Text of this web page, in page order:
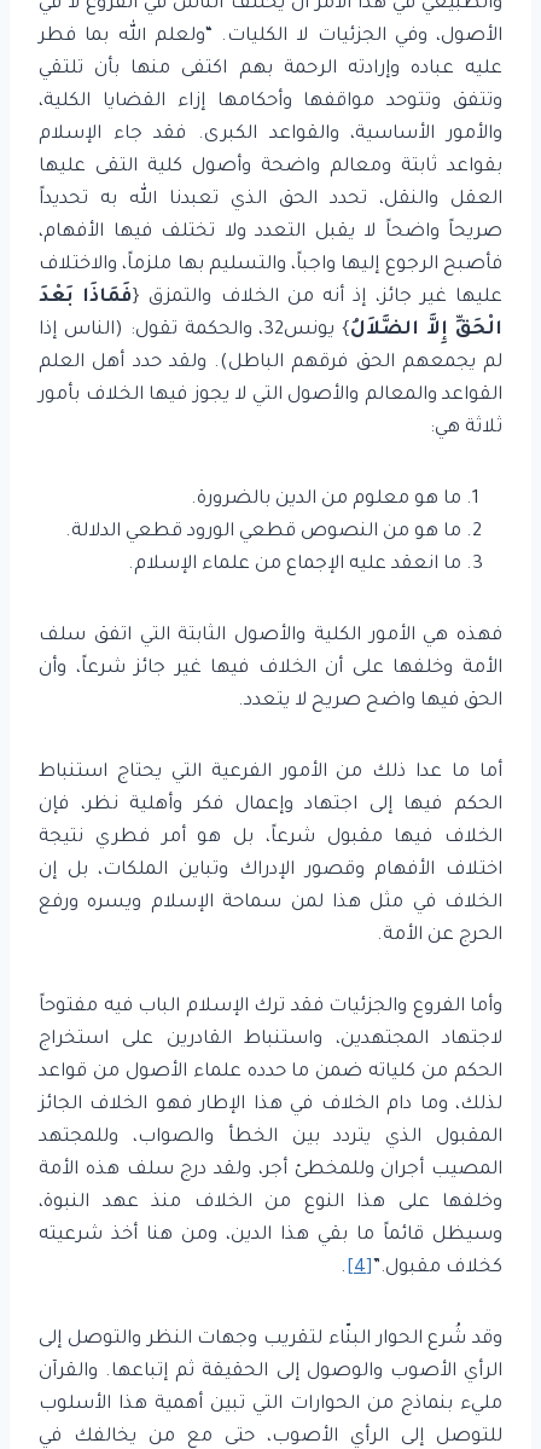
الأصول، وفي الجزئيات لا الكليات. “ولعلم الله بما فطر
عليه عباده وإرادته الرحمة بهم اكتفى منها بأن تلتقي
وتتفق وتتوحد مواقفها وأحكامها إزاء القضايا الكلية،
والأمور الأساسية، والقواعد الكبرى. فقد جاء الإسلام
بقواعد ثابتة ومعالم واضحة وأصول كلية التقى عليها
العقل والنقل، تحدد الحق الذي تعبدنا الله به تحديداً
صريحاً واضحاً لا يقبل التعدد ولا تختلف فيها الأفهام،
فأصبح الرجوع إليها واجباً، والتسليم بها ملزماً، والاختلاف
عليها غير جائز، إذ أنه من الخلاف والتمزق {فَمَاذَا بَعْدَ
الْحَقِّ إِلاَّ الضَّلاَلُ
} يونس32، والحكمة تقول: (الناس إذا
لم يجمعهم الحق فرقهم الباطل). ولقد حدد أهل العلم
القواعد والمعالم والأصول التي لا يجوز فيها الخلاف بأمور
ثلاثة هي:
ما هو معلوم من الدين بالضرورة.
ما هو من النصوص قطعي الورود قطعي الدلالة.
ما انعقد عليه الإجماع من علماء الإسلام.
فهذه هي الأمور الكلية والأصول الثابتة التي اتفق سلف
الأمة وخلفها على أن الخلاف فيها غير جائز شرعاً، وأن
الحق فيها واضح صريح لا يتعدد.
أما ما عدا ذلك من الأمور الفرعية التي يحتاج استنباط
الحكم فيها إلى اجتهاد وإعمال فكر وأهلية نظر، فإن
الخلاف فيها مقبول شرعاً، بل هو أمر فطري نتيجة
اختلاف الأفهام وقصور الإدراك وتباين الملكات، بل إن
الخلاف في مثل هذا لمن سماحة الإسلام ويسره ورفع
الحرج عن الأمة.
وأما الفروع والجزئيات فقد ترك الإسلام الباب فيه مفتوحاً
لاجتهاد المجتهدين، واستنباط القادرين على استخراج
الحكم من كلياته ضمن ما حدده علماء الأصول من قواعد
لذلك، وما دام الخلاف في هذا الإطار فهو الخلاف الجائز
المقبول الذي يتردد بين الخطأ والصواب، وللمجتهد
المصيب أجران وللمخطئ أجر، ولقد درج سلف هذه الأمة
وخلفها على هذا النوع من الخلاف منذ عهد النبوة،
وسيظل قائماً ما بقي هذا الدين، ومن هنا أخذ شرعيته
كخلاف مقبول.” [4]
.
وقد شُرع الحوار البنّاء لتقريب وجهات النظر والتوصل إلى
الرأي الأصوب والوصول إلى الحقيقة ثم إتباعها. والقرآن
مليء بنماذج من الحوارات التي تبين أهمية هذا الأسلوب
للتوصل إلى الرأي الأصوب، حتى مع من يخالفك في